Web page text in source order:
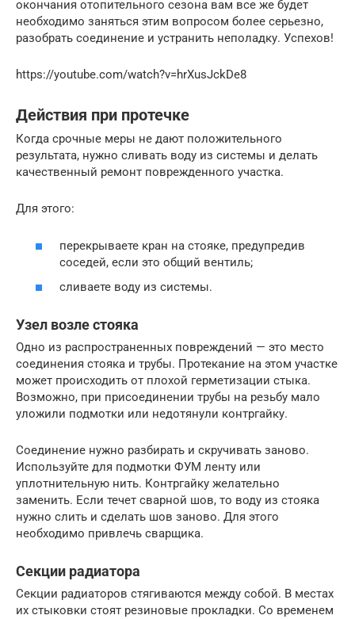
окончания отопительного сезона вам все же будет
необходимо заняться этим вопросом более серьезно,
разобрать соединение и устранить неполадку. Успехов!
https://youtube.com/watch?v=hrXusJckDe8
Действия при протечке
Когда срочные меры не дают положительного
результата, нужно сливать воду из системы и делать
качественный ремонт поврежденного участка.
Для этого:
перекрываете кран на стояке, предупредив
соседей, если это общий вентиль;
сливаете воду из системы.
Узел возле стояка
Одно из распространенных повреждений — это место
соединения стояка и трубы. Протекание на этом участке
может происходить от плохой герметизации стыка.
Возможно, при присоединении трубы на резьбу мало
уложили подмотки или недотянули контргайку.
Соединение нужно разбирать и скручивать заново.
Используйте для подмотки ФУМ ленту или
уплотнительную нить. Контргайку желательно
заменить. Если течет сварной шов, то воду из стояка
нужно слить и сделать шов заново. Для этого
необходимо привлечь сварщика.
Секции радиатора
Секции радиаторов стягиваются между собой. В местах
их стыковки стоят резиновые прокладки. Со временем